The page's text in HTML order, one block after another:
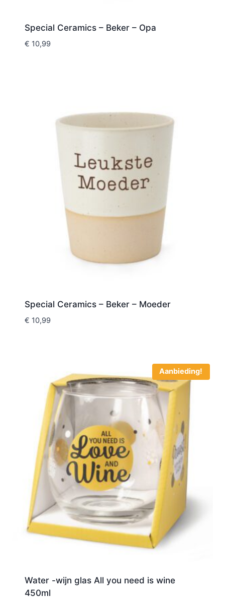
Special Ceramics – Beker – Opa
€ 10,99
Special Ceramics – Beker – Moeder
€ 10,99
Aanbieding!
Water -wijn glas All you need is wine
450ml